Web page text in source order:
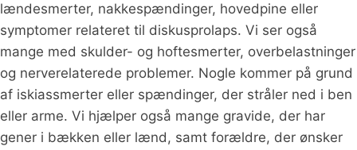
lændesmerter, nakkespændinger, hovedpine eller
symptomer relateret til diskusprolaps. Vi ser også
mange med skulder- og hoftesmerter, overbelastninger
og nerverelaterede problemer. Nogle kommer på grund
af iskiassmerter eller spændinger, der stråler ned i ben
eller arme. Vi hjælper også mange gravide, der har
gener i bækken eller lænd, samt forældre, der ønsker